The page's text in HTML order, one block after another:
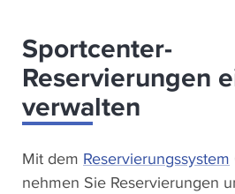
Sportcenter-
Reservierungen
verwalten
Mit dem Reservierungssystem
nehmen Sie Reservierungen